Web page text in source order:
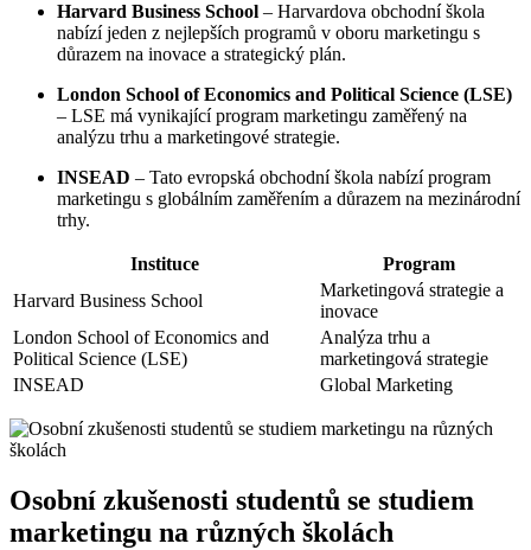
Harvard Business School – Harvardova obchodní škola
nabízí jeden z nejlepších programů v oboru marketingu s
důrazem na inovace a strategický plán.
London School of Economics and Political Science (LSE)
– LSE má vynikající program marketingu zaměřený na
analýzu trhu a marketingové strategie.
INSEAD – Tato evropská obchodní škola nabízí program
marketingu s globálním zaměřením a důrazem na mezinárodní
trhy.
Instituce
Program
Harvard Business School
Marketingová strategie a
inovace
London School of Economics and
Political Science (LSE)
Analýza trhu a
marketingová strategie
INSEAD
Global Marketing
Osobní zkušenosti studentů se studiem
marketingu na různých školách